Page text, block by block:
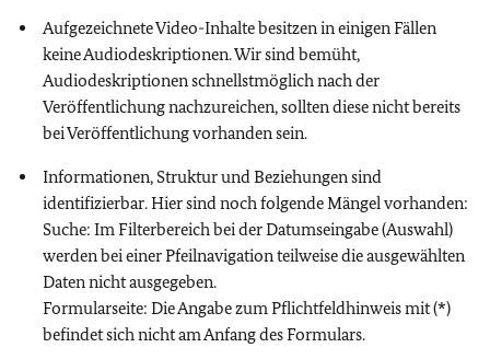
Aufgezeichnete Video-Inhalte besitzen in einigen Fällen
keine Audiodeskriptionen. Wir sind bemüht,
Audiodeskriptionen schnellstmöglich nach der
Veröffentlichung nachzureichen, sollten diese nicht bereits
bei Veröffentlichung vorhanden sein.
Informationen, Struktur und Beziehungen sind
identifizierbar. Hier sind noch folgende Mängel vorhanden:
Suche: Im Filterbereich bei der Datumseingabe (Auswahl)
werden bei einer Pfeilnavigation teilweise die ausgewählten
Daten nicht ausgegeben.
Formularseite: Die Angabe zum Pflichtfeldhinweis mit (*)
befindet sich nicht am Anfang des Formulars.